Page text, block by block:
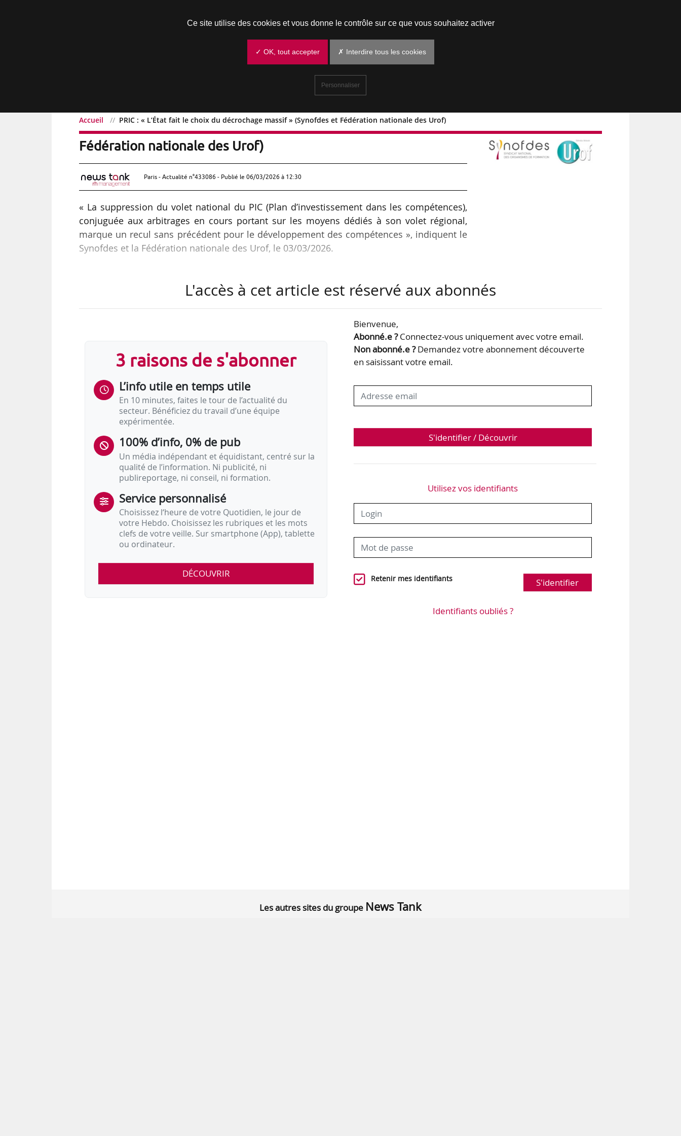
Accueil PRIC : « L’État fait le choix du décrochage massif » (Synofdes et Fédération nationale des Urof)
PRIC : « L’État fait le choix du décrochage massif » (Synofdes et
Fédération nationale des Urof)
Paris - Actualité n°433086 - Publié le 06/03/2026 à 12:30
« La suppression du volet national du PIC (Plan d’investissement dans les compétences),
conjuguée aux arbitrages en cours portant sur les moyens dédiés à son volet régional,
marque un recul sans précédent pour le développement des compétences », indiquent le
Synofdes et la Fédération nationale des Urof, le 03/03/2026.
souvent ainsi que la formation professionnelle est traitée par les décideurs publics.
« Le PIC, pilier de la politique publique de formation depuis 2018, a vu ses moyens
supprimés par le Sénat lors de l’examen budgétaire du projet de loi de…
L'accès à cet article est réservé aux abonnés
3 raisons de s'abonner
L’info utile en temps utile
En 10 minutes, faites le tour de l’actualité du
secteur. Bénéficiez du travail d’une équipe
expérimentée.
100% d’info, 0% de pub
Un média indépendant et équidistant, centré sur la
qualité de l’information. Ni publicité, ni
publireportage, ni conseil, ni formation.
Service personnalisé
Choisissez l‘heure de votre Quotidien, le jour de
votre Hebdo. Choisissez les rubriques et les mots
clefs de votre veille. Sur smartphone (App), tablette
ou ordinateur.
DÉCOUVRIR
Bienvenue,
Abonné.e ?Connectez-vous uniquement avec votre email.
Non abonné.e ?Demandez votre abonnement découverte
en saisissant votre email.
S'identifier / Découvrir
Utilisez vos identifiants
Retenir mes identifiants S'identifier
Identifiants oubliés ?
Les autres sites du groupe News Tank
Ce site utilise des cookies et vous donne le contrôle sur ce que vous souhaitez activer
✓ OK, tout accepter ✗ Interdire tous les cookies
Personnaliser